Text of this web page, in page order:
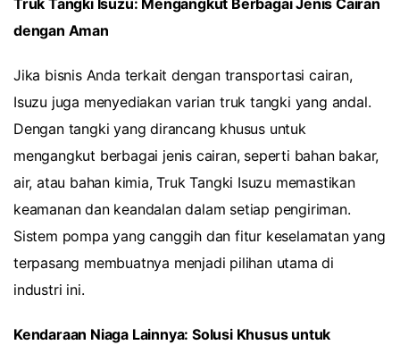
Truk Tangki Isuzu: Mengangkut Berbagai Jenis Cairan
dengan Aman
Jika bisnis Anda terkait dengan transportasi cairan,
Isuzu juga menyediakan varian truk tangki yang andal.
Dengan tangki yang dirancang khusus untuk
mengangkut berbagai jenis cairan, seperti bahan bakar,
air, atau bahan kimia, Truk Tangki Isuzu memastikan
keamanan dan keandalan dalam setiap pengiriman.
Sistem pompa yang canggih dan fitur keselamatan yang
terpasang membuatnya menjadi pilihan utama di
industri ini.
Kendaraan Niaga Lainnya: Solusi Khusus untuk